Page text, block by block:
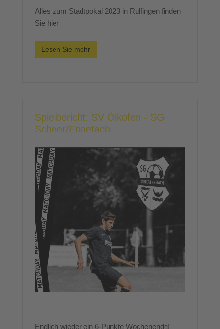
Alles zum Stadtpokal 2023 in Rulfingen finden
Sie hier
Lesen Sie mehr
Spielbericht: SV Ölkofen - SG
Scheer/Ennetach
Endlich wieder ein 6-Punkte Wochenende!